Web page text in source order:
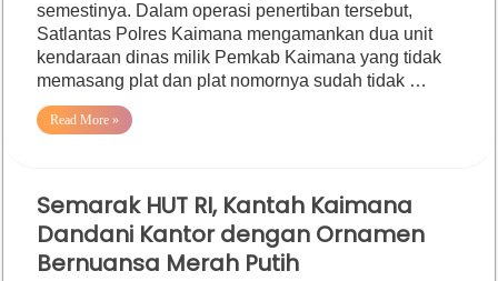
semestinya. Dalam operasi penertiban tersebut,
Satlantas Polres Kaimana mengamankan dua unit
kendaraan dinas milik Pemkab Kaimana yang tidak
memasang plat dan plat nomornya sudah tidak …
Read More »
Semarak HUT RI, Kantah Kaimana
Dandani Kantor dengan Ornamen
Bernuansa Merah Putih